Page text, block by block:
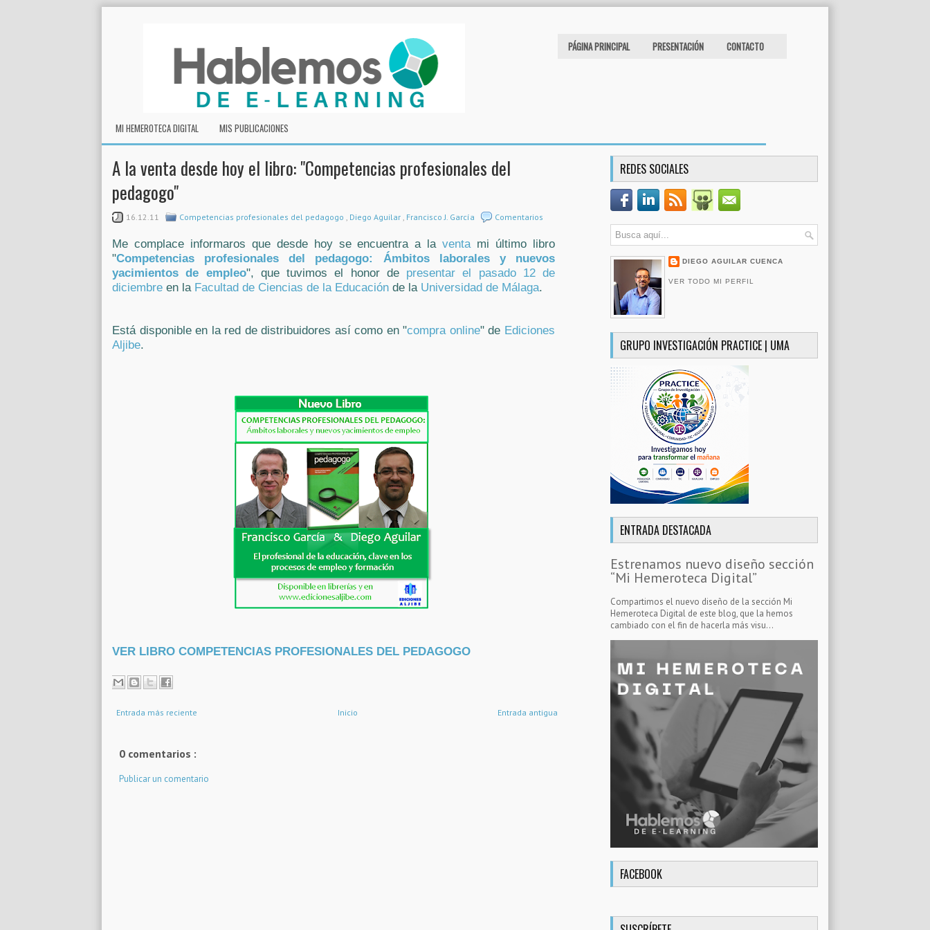
PÁGINA PRINCIPAL PRESENTACIÓN CONTACTO
MI HEMEROTECA DIGITAL MIS PUBLICACIONES
A la venta desde hoy el libro: "Competencias profesionales del
pedagogo"
16.12.11 Competencias profesionales del pedagogo , Diego Aguilar , Francisco J. García Comentarios
Me complace informaros que desde hoy se encuentra a laventa mi último libro
"Competencias profesionales del pedagogo: Ámbitos laborales y nuevos
yacimientos de empleo", que tuvimos el honor de presentar el pasado 12 de
diciembre en la Facultad de Ciencias de la Educación de la Universidad de Málaga.
Está disponible en la red de distribuidores así como en "compra online" de Ediciones
Aljibe.
VER LIBRO COMPETENCIAS PROFESIONALES DEL PEDAGOGO
Entrada más reciente Entrada antigua
Inicio
0 comentarios :
Publicar un comentario
REDES SOCIALES
DIEGO AGUILAR CUENCA
VER TODO MI PERFIL
GRUPO INVESTIGACIÓN PRACTICE | UMA
ENTRADA DESTACADA
Estrenamos nuevo diseño sección
“Mi Hemeroteca Digital”
Compartimos el nuevo diseño de la sección Mi
Hemeroteca Digital de este blog, que la hemos
cambiado con el fin de hacerla más visu...
FACEBOOK